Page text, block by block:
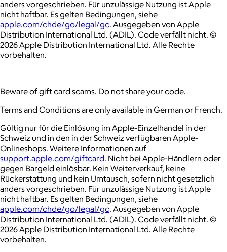
anders vorgeschrieben. Für unzulässige Nutzung ist Apple
nicht haftbar. Es gelten Bedingungen, siehe
apple.com/chde/go/legal/gc. Ausgegeben von Apple
Distribution International Ltd. (ADIL). Code verfällt nicht. ©
2026 Apple Distribution International Ltd. Alle Rechte
vorbehalten.
Beware of gift card scams. Do not share your code.
Terms and Conditions are only available in German or French.
Gültig nur für die Einlösung im Apple-Einzelhandel in der
Schweiz und in den in der Schweiz verfügbaren Apple-
Onlineshops. Weitere Informationen auf
support.apple.com/giftcard. Nicht bei Apple-Händlern oder
gegen Bargeld einlösbar. Kein Weiterverkauf, keine
Rückerstattung und kein Umtausch, sofern nicht gesetzlich
anders vorgeschrieben. Für unzulässige Nutzung ist Apple
nicht haftbar. Es gelten Bedingungen, siehe
apple.com/chde/go/legal/gc. Ausgegeben von Apple
Distribution International Ltd. (ADIL). Code verfällt nicht. ©
2026 Apple Distribution International Ltd. Alle Rechte
vorbehalten.